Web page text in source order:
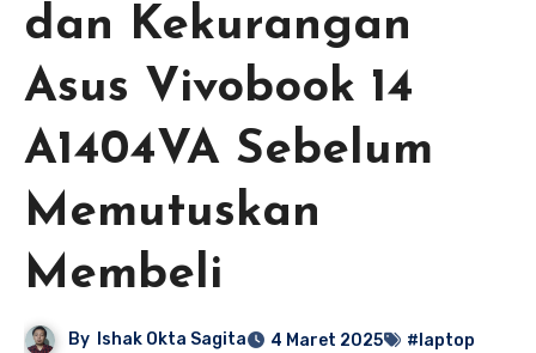
dan Kekurangan
Asus Vivobook 14
A1404VA Sebelum
Memutuskan
Membeli
By Ishak Okta Sagita 4 Maret 2025 #laptop